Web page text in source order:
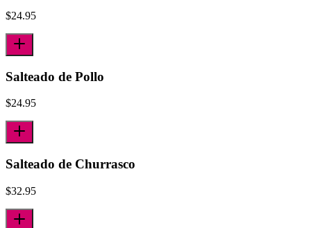
$24.95
Salteado de Pollo
$24.95
Salteado de Churrasco
$32.95